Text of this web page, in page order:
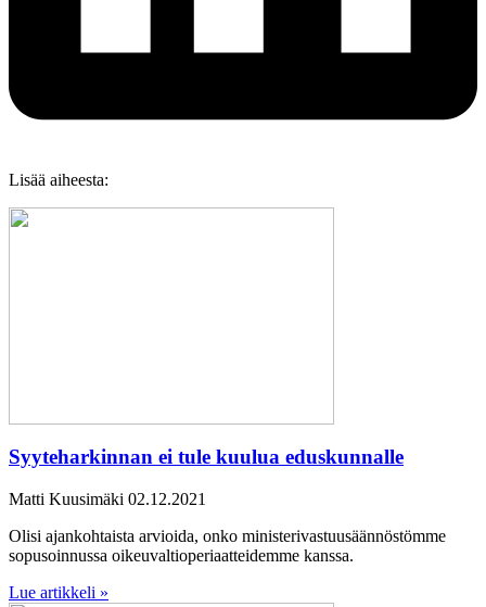
Lisää aiheesta:
Syyteharkinnan ei tule kuulua eduskunnalle
Matti Kuusimäki 02.12.2021
Olisi ajankohtaista arvioida, onko ministerivastuusäännöstömme
sopusoinnussa oikeuvaltioperiaatteidemme kanssa.
Lue artikkeli »